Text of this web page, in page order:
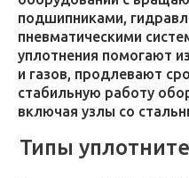
подшипниками,
пневматическими
уплотнения помогают
и газов, продлевают
стабильную работу
включая узлы со
Типы